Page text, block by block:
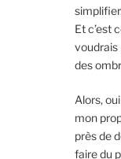
simplifier.
Et c’est
voudrais
des
Alors,
mon
près de
faire du